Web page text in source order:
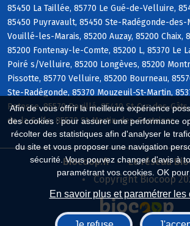
Afin de vous offrir la meilleure expérience
des cookies : pour assurer une performance
récolter des statistiques afin d'analyser le
du site et vous proposer une navigation
sécurité. Vous pouvez changer d'avis à
paramétrant vos cookies. OK
En savoir plus et paramétrer les
85450 La Taillée, 85770 Le Gué-de-Velluire,
85450 Puyravault, 85450 Ste-Radégonde-des-
Vouillé-les-Marais, 85200 Auzay, 85200 Chaix,
85200 Fontenay-le-Comte, 85200 L, 85370 Le
Poiré s/Velluire, 85200 Longèves, 85200
Pissotte, 85770 Velluire, 85200 Bourneau,
Ste-Radégonde, 85370 Mouzeuil-St-Martin,
Petosse, 85570 Pouillé, 85410 St-Cyr-des-
de-la-Salle, 85570 St-Martin-des-Fontaines
Biocoop.fr
Le réseau
Copyright Biocoop